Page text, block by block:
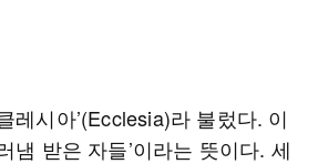
레시아’(Ecclesia)라 불렀다. 이
냄 받은 자들’이라는 뜻이다. 세